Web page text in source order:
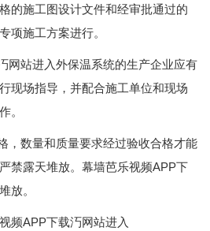
的施工图设计文件和经审批通过的
施工方案进行。
网站进入外保温系统的生产企业应有
场指导，并配合施工单位和现场
。
，数量和质量要求经过验收合格才能
严禁露天堆放。幕墙芭乐视频APP下
。